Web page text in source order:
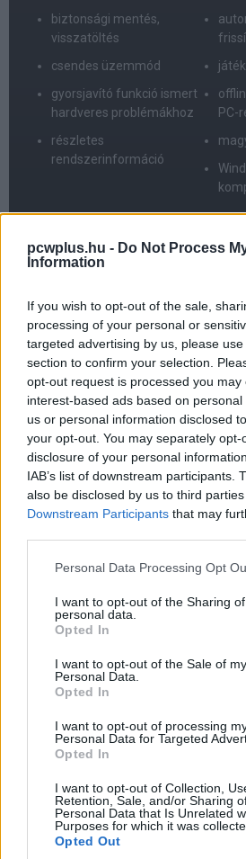
pcwplus.hu - Do Not Process
Information
If you wish to opt-out of the sale,
processing of your personal or
targeted advertising by us, please
section to confirm your selection.
opt-out request is processed you may
interest-based ads based on
us or personal information disclosed
your opt-out. You may separately
disclosure of your personal
IAB’s list of downstream participants.
also be disclosed by us to third
Downstream Participants that may
Please note that this website/app
not limited to your visit or usage
grant or deny consent to Google and
use your data for below specified
consent section.
Personal Data Processing Opt
I want to opt-out of the Sharing
personal data.
Opted In
I want to opt-out of the Sale of my
Personal Data.
Opted In
I want to opt-out of processing
Personal Data for Targeted
Opted In
I want to opt-out of Collection,
Retention, Sale, and/or Sharing
Personal Data that Is Unrelated
Purposes for which it was
Opted Out
biztonsági mentés,
visszatöltés
csendes üzemmód
gyorsjavító funkció ismert
hardveres problémákhoz
PC-
részletes
rendszerinformáció
PRO
gyors
pontos
kiegészítő szoftvercsomagokat
XNA)
biztonsági
a rendszeroptimalizáló nem
Teljesítmény:
Ár/Érték: 8
Extra funkciók: 7
Szoftver: